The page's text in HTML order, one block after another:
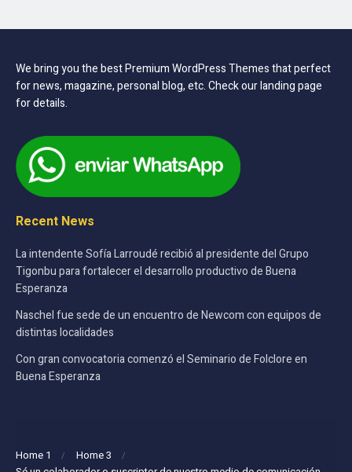
We bring you the best Premium WordPress Themes that perfect
for news, magazine, personal blog, etc. Check our landing page
for details.
Recent News
La intendente Sofía Larroudé recibió al presidente del Grupo
Tigonbu para fortalecer el desarrollo productivo de Buena
Esperanza
Naschel fue sede de un encuentro de Newcom con equipos de
distintas localidades
Con gran convocatoria comenzó el Seminario de Folclore en
Buena Esperanza
Home 1
Home 3